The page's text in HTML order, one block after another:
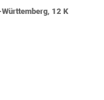
12 K